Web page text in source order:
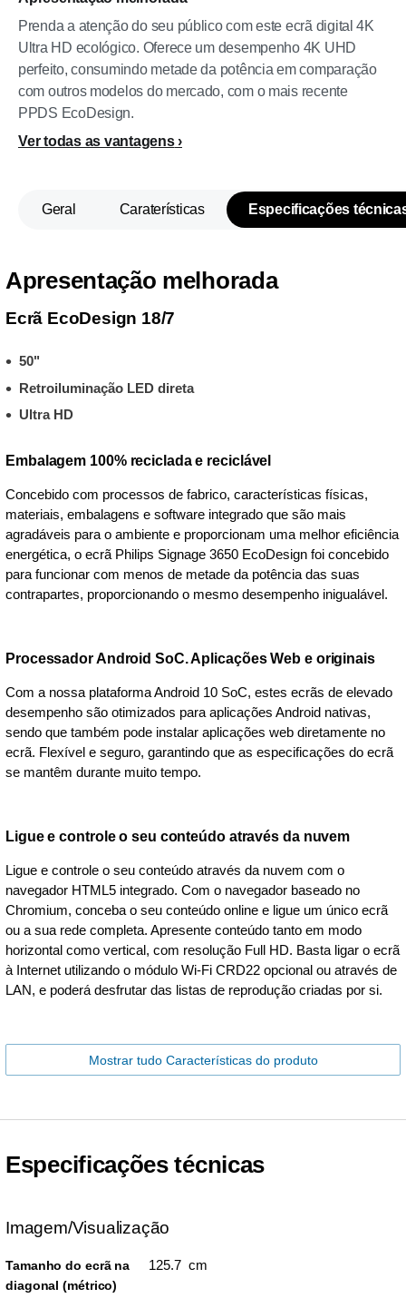
Prenda a atenção do seu público com este ecrã digital 4K
Ultra HD ecológico. Oferece um desempenho 4K UHD
perfeito, consumindo metade da potência em comparação
com outros modelos do mercado, com o mais recente
PPDS EcoDesign.
Ver todas as vantagens
Geral Caraterísticas Especificações
Apresentação melhorada
Ecrã EcoDesign 18/7
50"
Retroiluminação LED direta
Ultra HD
Embalagem 100% reciclada e reciclável
Concebido com processos de fabrico, características físicas,
materiais, embalagens e software integrado que são mais
agradáveis para o ambiente e proporcionam uma melhor eficiência
energética, o ecrã Philips Signage 3650 EcoDesign foi concebido
para funcionar com menos de metade da potência das suas
contrapartes, proporcionando o mesmo desempenho inigualável.
Processador Android SoC. Aplicações Web e originais
Com a nossa plataforma Android 10 SoC, estes ecrãs de elevado
desempenho são otimizados para aplicações Android nativas,
sendo que também pode instalar aplicações web diretamente no
ecrã. Flexível e seguro, garantindo que as especificações do ecrã
se mantêm durante muito tempo.
Ligue e controle o seu conteúdo através da nuvem
Ligue e controle o seu conteúdo através da nuvem com o
navegador HTML5 integrado. Com o navegador baseado no
Chromium, conceba o seu conteúdo online e ligue um único ecrã
ou a sua rede completa. Apresente conteúdo tanto em modo
horizontal como vertical, com resolução Full HD. Basta ligar o ecrã
à Internet utilizando o módulo Wi-Fi CRD22 opcional ou através de
LAN, e poderá desfrutar das listas de reprodução criadas por si.
Mostrar tudo Características do produto
Especificações técnicas
Imagem/Visualização
Tamanho do ecrã na
diagonal (métrico)
125.7 cm